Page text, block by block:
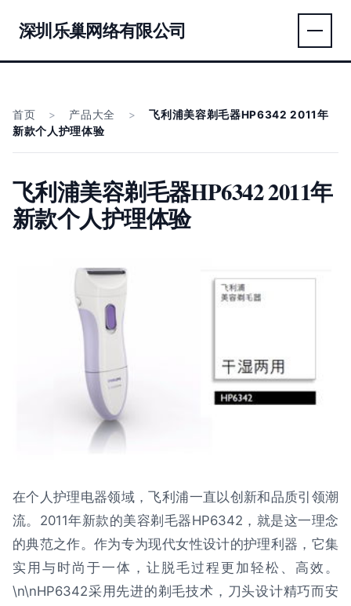
深圳乐巢网络有限公司
首页 > 产品大全 >
飞利浦美容剃毛器HP6342 2011年
新款个人护理体验
飞利浦美容剃毛器HP6342 2011年
新款个人护理体验
在个人护理电器领域，飞利浦一直以创新和品质引领潮
流。2011年新款的美容剃毛器HP6342，就是这一理念
的典范之作。作为专为现代女性设计的护理利器，它集
实用与时尚于一体，让脱毛过程更加轻松、高效。
\n\nHP6342采用先进的剃毛技术，刀头设计精巧而安